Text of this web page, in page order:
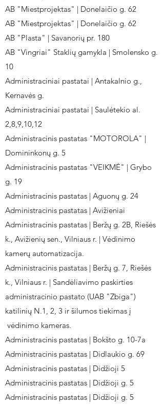
AB "Miestprojektas" | Donelaičio g. 62
AB "Miestprojektas" | Donelaičio g. 62
AB "Plasta" | Savanorių pr. 180
AB "Vingriai" Staklių gamykla | Smolensko g.
10
Administraciniai pastatai | Antakalnio g.,
Kernavės g.
Administraciniai pastatai | Saulėtekio al.
2,8,9,10,12
Administracinis pastatas "MOTOROLA" |
Domininkonų g. 5
Administracinis pastatas "VEIKMĖ" | Grybo
g. 19
Administracinis pastatas | Aguonų g. 24
Administracinis pastatas | Avižieniai
Administracinis pastatas | Beržų g. 2B, Riešės
k., Avižienių sen., Vilniaus r. | Vėdinimo
kamerų automatizacija.
Administracinis pastatas | Beržų g. 7, Riešės
k., Vilniaus r. | Sandėliavimo paskirties
administracinio pastato (UAB "Zbiga")
katilinių N.1, 2, 3 ir šilumos tiekimas į
vėdinimo kameras.
Administracinis pastatas | Bokšto g. 10-7a
Administracinis pastatas | Didlaukio g. 69
Administracinis pastatas | Didžioji 5
Administracinis pastatas | Didžioji g. 5
Administracinis pastatas | Didžioji g. 5